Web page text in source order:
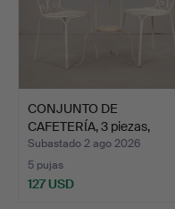
CONJUNTO DE
CAFETERÍA, 3 piezas,
parcialme…
Subastado 2 ago 2026
5 pujas
127 USD